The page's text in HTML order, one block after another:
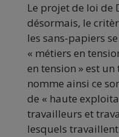
Le projet de loi de
désormais, le
les sans-papiers
« métiers en
en tension » est
nomme ainsi ce
de « haute
travailleurs et
lesquels